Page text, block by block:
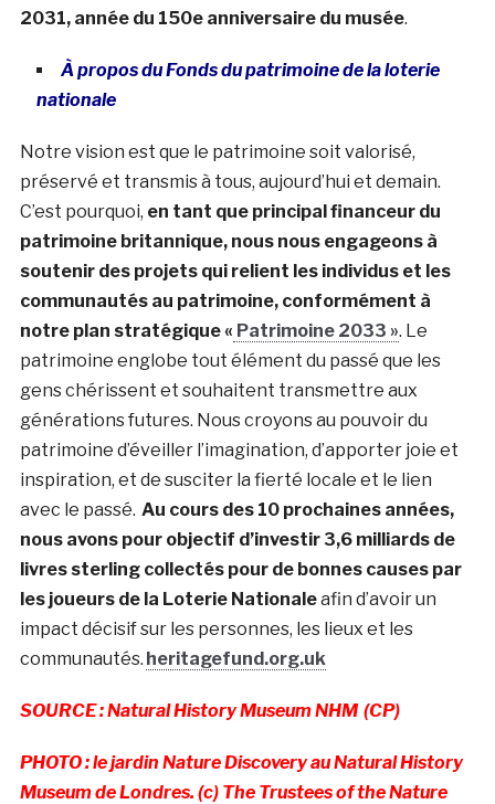
2031, année du 150e anniversaire du musée.
À propos du Fonds du patrimoine de la loterie
nationale
Notre vision est que le patrimoine soit valorisé,
préservé et transmis à tous, aujourd’hui et demain.
C’est pourquoi, en tant que principal financeur du
patrimoine britannique, nous nous engageons à
soutenir des projets qui relient les individus et les
communautés au patrimoine, conformément à
notre plan stratégique « Patrimoine 2033 ». Le
patrimoine englobe tout élément du passé que les
gens chérissent et souhaitent transmettre aux
générations futures. Nous croyons au pouvoir du
patrimoine d’éveiller l’imagination, d’apporter joie et
inspiration, et de susciter la fierté locale et le lien
avec le passé. Au cours des 10 prochaines années,
nous avons pour objectif d’investir 3,6 milliards de
livres sterling collectés pour de bonnes causes par
les joueurs de la Loterie Nationaleafin d’avoir un
impact décisif sur les personnes, les lieux et les
communautés. heritagefund.org.uk
SOURCE :Natural History Museum NHM (CP)
PHOTO : le jardin Nature Discovery au Natural History
Museum de Londres. (c) The Trustees of the Nature